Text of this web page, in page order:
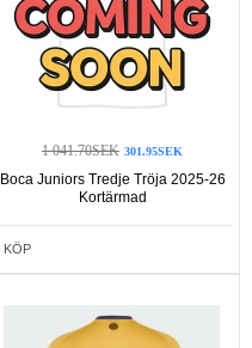
1 041.70SEK 301.95SEK
Boca Juniors Tredje Tröja 2025-26
Kortärmad
KÖP